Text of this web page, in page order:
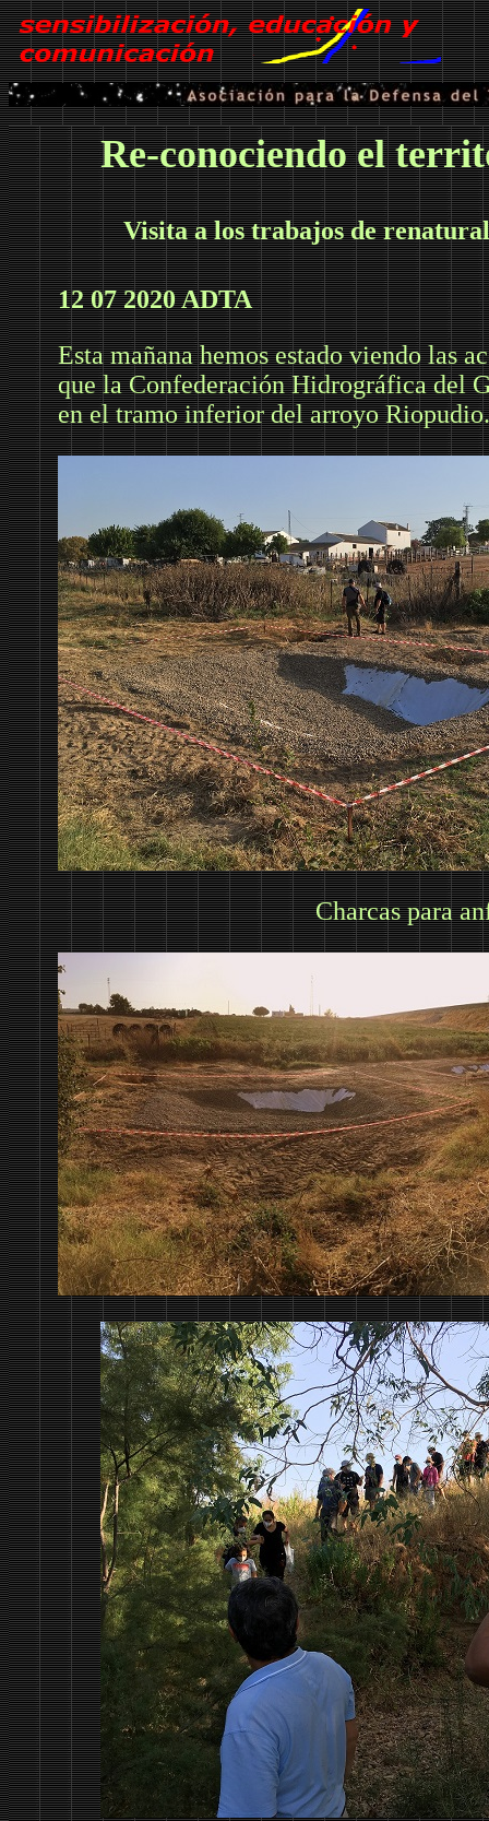
Re-conociendo el
Visita a los trabajos de
12 07 2020 ADTA
Esta mañana hemos estado viendo las
que la Confederación Hidrográfica del
en el tramo inferior del arroyo
Charcas para